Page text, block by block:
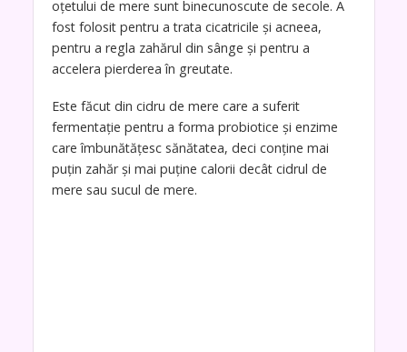
oțetului de mere sunt binecunoscute de secole. A
fost folosit pentru a trata cicatricile și acneea,
pentru a regla zahărul din sânge și pentru a
accelera pierderea în greutate.
Este făcut din cidru de mere care a suferit
fermentație pentru a forma probiotice și enzime
care îmbunătățesc sănătatea, deci conține mai
puțin zahăr și mai puține calorii decât cidrul de
mere sau sucul de mere.